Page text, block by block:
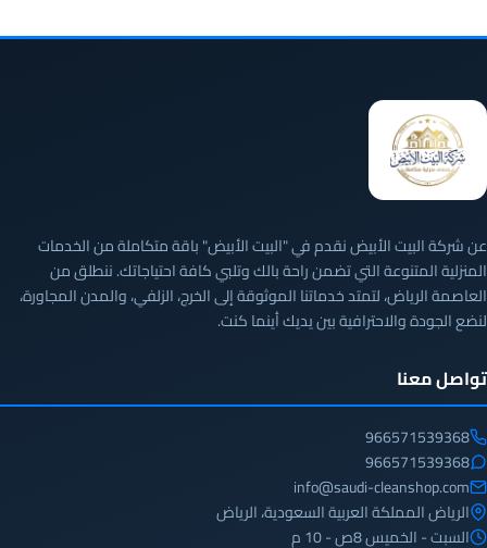
عن شركة البيت الأبيض نقدم في "البيت الأبيض" باقة متكاملة من الخدمات
المنزلية المتنوعة التي تضمن راحة بالك وتلبي كافة احتياجاتك. ننطلق من
العاصمة الرياض، لتمتد خدماتنا الموثوقة إلى الخرج، الزلفي، والمدن المجاورة،
لنضع الجودة والاحترافية بين يديك أينما كنت.
تواصل معنا
966571539368
966571539368
info@saudi-cleanshop.com
الرياض المملكة العربية السعودية، الرياض
السبت - الخميس 8ص - 10 م